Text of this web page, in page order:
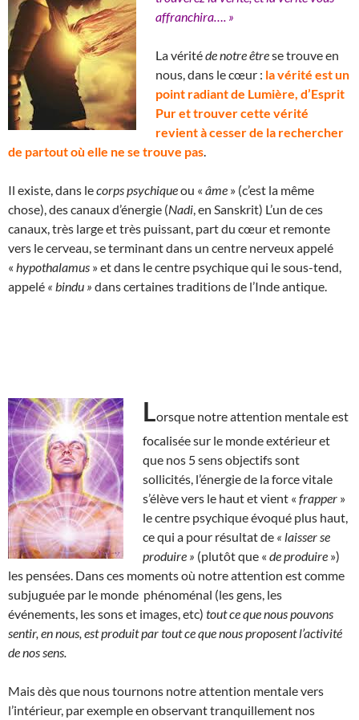
affranchira…. »
La véritéde notre êtrese trouve en
nous, dans le cœur : la vérité est un
point radiant de Lumière, d’Esprit
Pur et trouver cette vérité
revient à cesser de la rechercher
de partout où elle ne se trouve pas
Il existe, dans lecorps psychiqueou « âme » (c’est la même
chose), des canaux d’énergie (Nadi , en Sanskrit) L’un de ces
canaux, très large et très puissant, part du cœur et remonte
vers le cerveau, se terminant dans un centre nerveux appelé
« hypothalamus » et dans le centre psychique qui le sous-tend,
appelé « bindu » dans certaines traditions de l’Inde antique.
Lorsque notre attention mentale est
focalisée sur le monde extérieur et
que nos 5 sens objectifs sont
sollicités, l’énergie de la force vitale
s’élève vers le haut et vient « frapper »
le centre psychique évoqué plus haut,
ce qui a pour résultat de « laisser se
produire » (plutôt que « de produire »)
les pensées. Dans ces moments où notre attention est comme
subjuguée par le monde phénoménal (les gens, les
événements, les sons et images, etc) tout ce que nous pouvons
sentir, en nous, est produit par tout ce que nous proposent l’activité
de nos sens.
Mais dès que nous tournons notre attention mentale vers
l’intérieur, par exemple en observant tranquillement nos